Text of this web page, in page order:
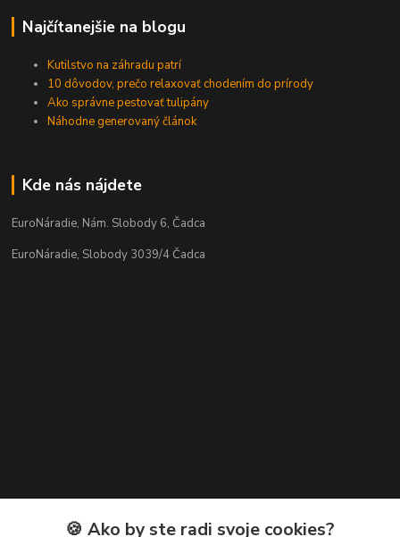
Najčítanejšie na blogu
Kutilstvo na záhradu patrí
10 dôvodov, prečo relaxovať chodením do prírody
Ako správne pestovať tulipány
Náhodne generovaný článok
Kde nás nájdete
EuroNáradie, Nám. Slobody 6, Čadca
EuroNáradie, Slobody 3039/4 Čadca
Kontakty
🍪 Ako by ste radi svoje cookies?